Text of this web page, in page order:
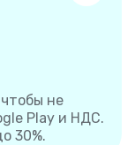
не
Play и НДС.
30%.